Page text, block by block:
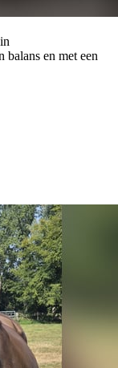
balans en met een